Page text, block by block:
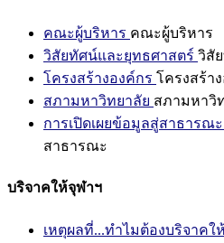
คณะผู้บริหาร คณะผู้บริหาร
วิสัยทัศน์และยุทธศาสตร์ วิสั
โครงสร้างองค์กร โครงสร้า
สภามหาวิทยาลัย สภามหาวิ
การเปิดเผยข้อมูลสู่สาธารณะ
สาธารณะ
บริจาคให้จุฬาฯ
เหตุผลที่...ทำไมต้องบริจาคใ